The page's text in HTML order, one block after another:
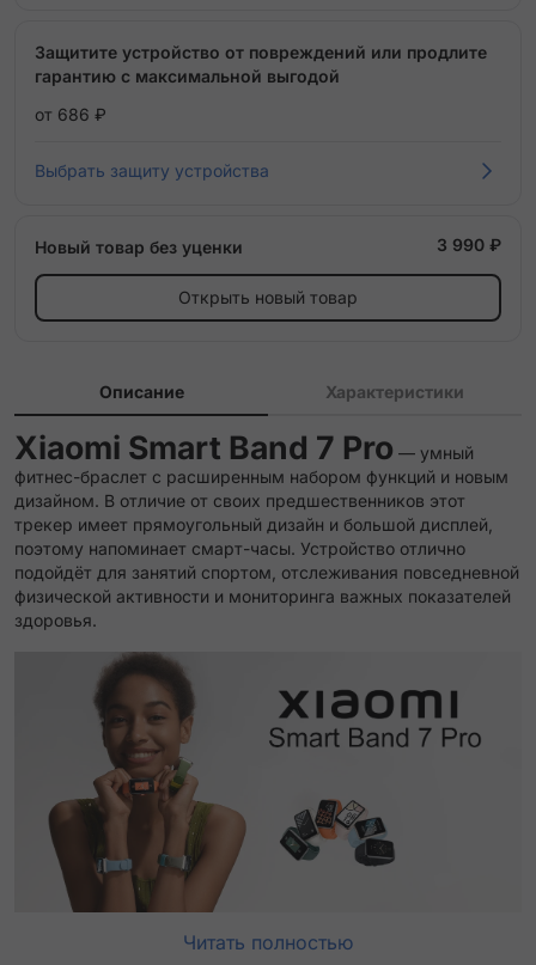
Защитите устройство от повреждений или продлите
гарантию с максимальной выгодой
от 686 ₽
Выбрать защиту устройства
Новый товар без уценки 3 990 ₽
Открыть новый товар
Описание Характеристики
Xiaomi Smart Band 7 Pro — умный
фитнес-браслет с расширенным набором функций и новым
дизайном. В отличие от своих предшественников этот
трекер имеет прямоугольный дизайн и большой дисплей,
поэтому напоминает смарт-часы. Устройство отлично
подойдёт для занятий спортом, отслеживания повседневной
физической активности и мониторинга важных показателей
здоровья.
Читать полностью